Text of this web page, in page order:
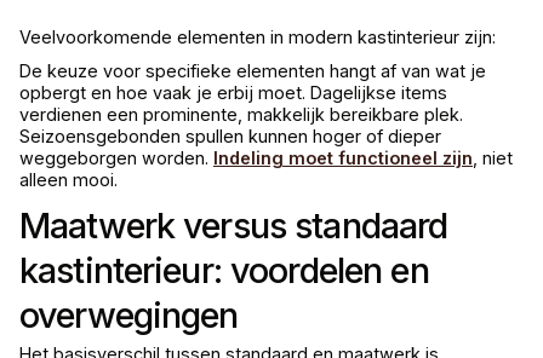
Veelvoorkomende elementen in modern kastinterieur zijn:
De keuze voor specifieke elementen hangt af van wat je
opbergt en hoe vaak je erbij moet. Dagelijkse items
verdienen een prominente, makkelijk bereikbare plek.
Seizoensgebonden spullen kunnen hoger of dieper
weggeborgen worden. Indeling moet functioneel zijn , niet
alleen mooi.
Maatwerk versus standaard
kastinterieur: voordelen en
overwegingen
Het basisverschil tussen standaard en maatwerk is